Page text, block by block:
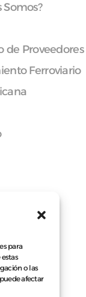
para
o las
afectar
Somos?
de Proveedores
Ferroviario